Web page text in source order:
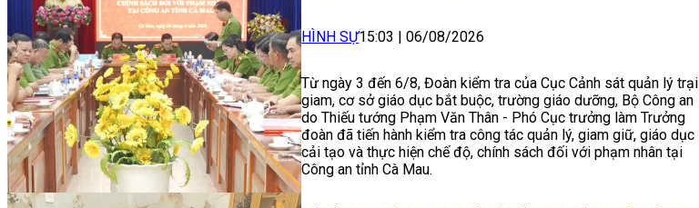
HÌNH SỰ15:03 06/08/2026
Từ ngày 3 đến 6/8, Đoàn kiểm tra của Cục Cảnh sát quản lý trại
giam, cơ sở giáo dục bắt buộc, trường giáo dưỡng, Bộ Công an
do Thiếu tướng Phạm Văn Thân - Phó Cục trưởng làm Trưởng
đoàn đã tiến hành kiểm tra công tác quản lý, giam giữ, giáo dục
cải tạo và thực hiện chế độ, chính sách đối với phạm nhân tại
Công an tỉnh Cà Mau.